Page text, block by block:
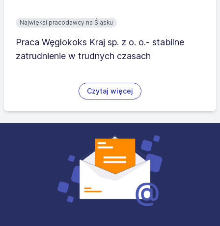
Najwięksi pracodawcy na Śląsku
Praca Węglokoks Kraj sp. z o. o.- stabilne
zatrudnienie w trudnych czasach
Czytaj więcej